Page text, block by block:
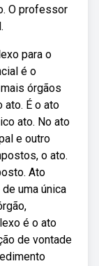
O professor
para o
é o
órgãos
ato. É o ato
ato. No ato
e outro
o ato.
Ato
uma única
é o ato
de vontade